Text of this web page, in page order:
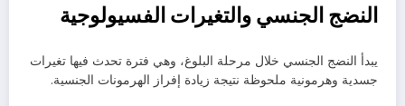
النضج الجنسي والتغيرات الفسيولوجية
يبدأ النضج الجنسي خلال مرحلة البلوغ، وهي فترة تحدث فيها تغيرات
جسدية وهرمونية ملحوظة نتيجة زيادة إفراز الهرمونات الجنسية.